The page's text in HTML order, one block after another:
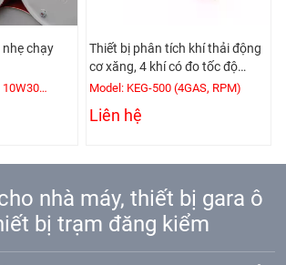
nhẹ chạy
10W30
Thiết bị phân tích khí thải động
cơ xăng, 4 khí có đo tốc độ
động cơ
Model: KEG-500 (4GAS, RPM)
Liên hệ
nhà máy, thiết bị gara ô
bị trạm đăng kiểm